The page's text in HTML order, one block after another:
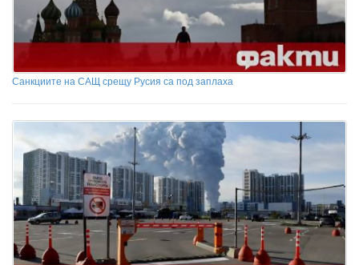
Санкциите на САЩ срещу Русия са под заплаха